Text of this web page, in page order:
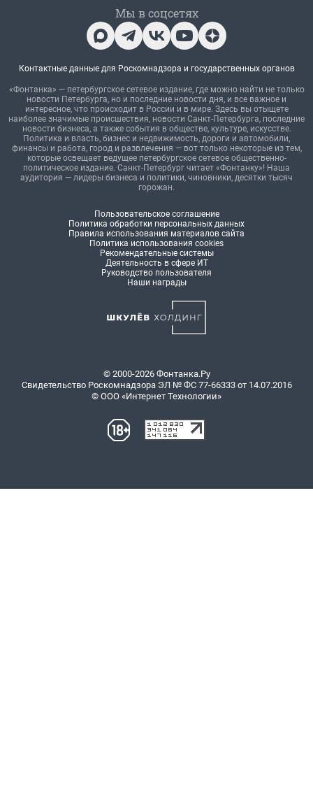
Мы в соцсетях
Контактные данные для Роскомнадзора и государственных органов
«Фонтанка» — петербургское сетевое издание, где можно найти не только
новости Петербурга, но и последние новости дня, и все важное и
интересное, что происходит в России и в мире. Здесь вы отыщете
наиболее значимые происшествия, новости Санкт-Петербурга, последние
новости бизнеса, а также события в обществе, культуре, искусстве.
Политика и власть, бизнес и недвижимость, дороги и автомобили,
финансы и работа, город и развлечения — вот только некоторые из тем,
которые освещает ведущее петербургское сетевое общественно-
политическое издание. Санкт-Петербург читает «Фонтанку»! Наша
аудитория — лидеры бизнеса и политики, чиновники, десятки тысяч
горожан.
Пользовательское соглашение
Политика обработки персональных данных
Правила использования материалов сайта
Политика использования cookies
Рекомендательные системы
Деятельность в сфере ИТ
Руководство пользователя
Наши награды
© 2000-2026 Фонтанка.Ру
Свидетельство Роскомнадзора ЭЛ № ФС 77-66333 от 14.07.2016
© ООО «Интернет Технологии»